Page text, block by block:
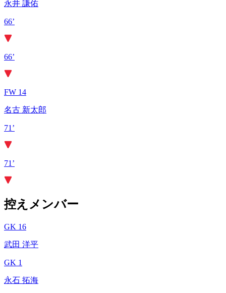
永井 謙佑
66’
66’
FW 14
名古 新太郎
71’
71’
控えメンバー
GK 16
武田 洋平
GK 1
永石 拓海